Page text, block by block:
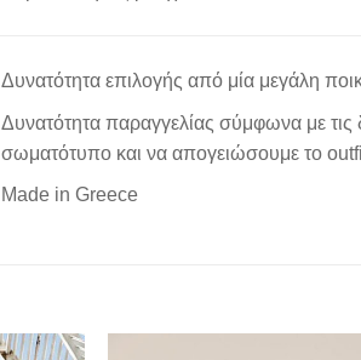
Δυνατότητα επιλογής από μία μεγάλη
Δυνατότητα παραγγελίας σύμφωνα με τις
σωματότυπο και να απογειώσουμε το
Made in Greece